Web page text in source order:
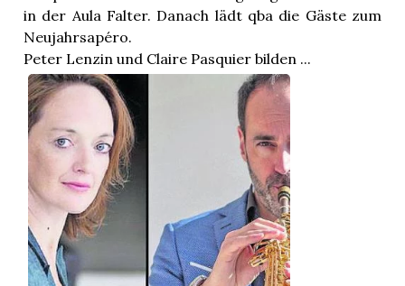
in der Aula Falter. Danach lädt qba die Gäste zum
Neujahrsapéro.
Peter Lenzin und Claire Pasquier bilden ...